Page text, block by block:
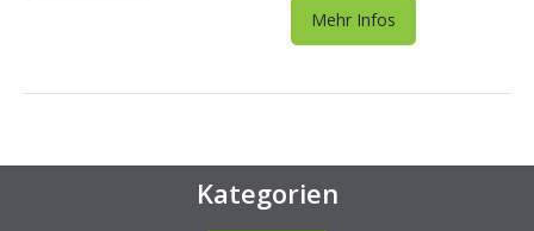
Mehr Infos
Kategorien